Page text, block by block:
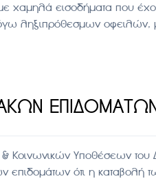
χαμηλά εισοδήματα που
ληξιπρόθεσμων
Κοινωνικών Υποθέσεων του
επιδομάτων ότι η καταβολή